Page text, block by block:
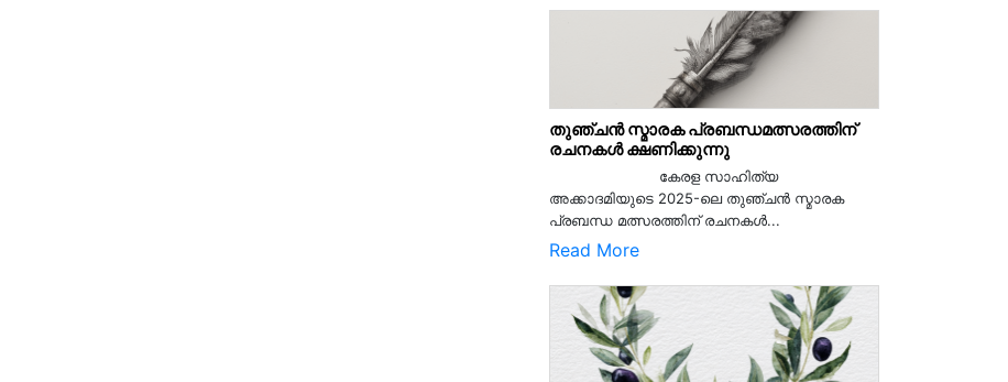
തുഞ്ചൻ സ്മാരക പ്രബന്ധമത്സരത്തിന്
രചനകൾ ക്ഷണിക്കുന്നു
കേരള സാഹിത്യ
അക്കാദമിയുടെ 2025-ലെ തുഞ്ചൻ സ്മാരക
പ്രബന്ധ മത്സരത്തിന് രചനകൾ...
Read More